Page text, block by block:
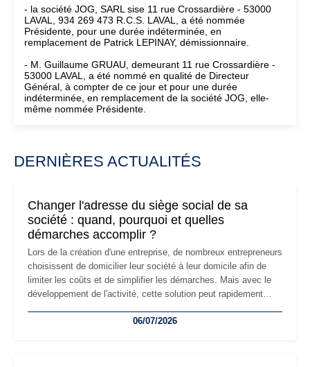
- la société JOG, SARL sise 11 rue Crossardière - 53000
LAVAL, 934 269 473 R.C.S. LAVAL, a été nommée
Présidente, pour une durée indéterminée, en
remplacement de Patrick LEPINAY, démissionnaire.
- M. Guillaume GRUAU, demeurant 11 rue Crossardière -
53000 LAVAL, a été nommé en qualité de Directeur
Général, à compter de ce jour et pour une durée
indéterminée, en remplacement de la société JOG, elle-
même nommée Présidente.
DERNIÈRES ACTUALITÉS
Changer l'adresse du siège social de sa
société : quand, pourquoi et quelles
démarches accomplir ?
Lors de la création d'une entreprise, de nombreux entrepreneurs
choisissent de domicilier leur société à leur domicile afin de
limiter les coûts et de simplifier les démarches. Mais avec le
développement de l'activité, cette solution peut rapidement
professionnels, recrutement, image de marque… Le
06/07/2026